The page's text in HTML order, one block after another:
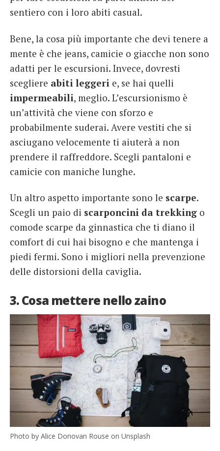
sentiero con i loro abiti casual.
Bene, la cosa più importante che devi tenere a
mente è che jeans, camicie o giacche non sono
adatti per le escursioni. Invece, dovresti
scegliere abiti leggeri e, se hai quelli
impermeabili, meglio. L’escursionismo è
un’attività che viene con sforzo e
probabilmente suderai. Avere vestiti che si
asciugano velocemente ti aiuterà a non
prendere il raffreddore. Scegli pantaloni e
camicie con maniche lunghe.
Un altro aspetto importante sono le scarpe.
Scegli un paio di scarponcini da trekking o
comode scarpe da ginnastica che ti diano il
comfort di cui hai bisogno e che mantenga i
piedi fermi. Sono i migliori nella prevenzione
delle distorsioni della caviglia.
3. Cosa mettere nello zaino
Photo by Alice Donovan Rouse on Unsplash